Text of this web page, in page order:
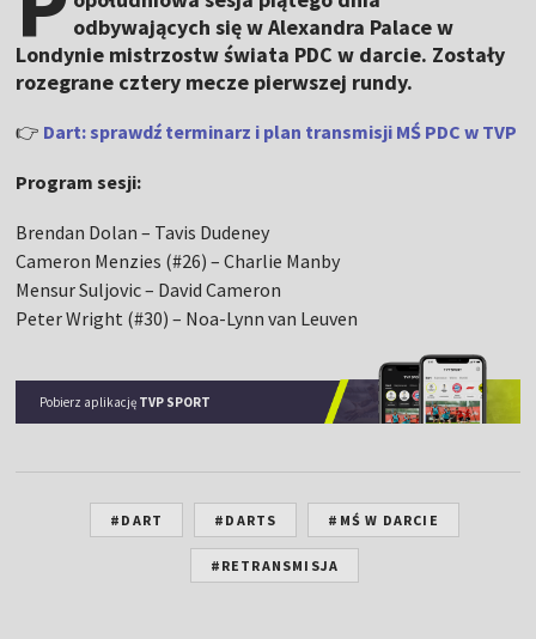
odbywających się w Alexandra Palace w
Londynie mistrzostw świata PDC w darcie. Zostały
rozegrane cztery mecze pierwszej rundy.
👉 Dart: sprawdź terminarz i plan transmisji MŚ PDC w TVP
Program sesji:
Brendan Dolan – Tavis Dudeney
Cameron Menzies (#26) – Charlie Manby
Mensur Suljovic – David Cameron
Peter Wright (#30) – Noa-Lynn van Leuven
Pobierz aplikację TVP SPORT
#DART #DARTS #MŚ W DARCIE
#RETRANSMISJA